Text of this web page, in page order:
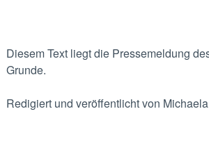
Diesem Text liegt die Pressemeldung
Grunde.
Redigiert und veröffentlicht von